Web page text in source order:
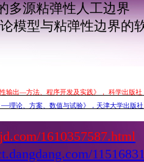
源粘弹性人工边界
模型与粘弹性边界的
性输出—方法、程序开发及实践》， 科学出版社
—理论、方案、数值与试验》，天津大学出版
1610357587.html